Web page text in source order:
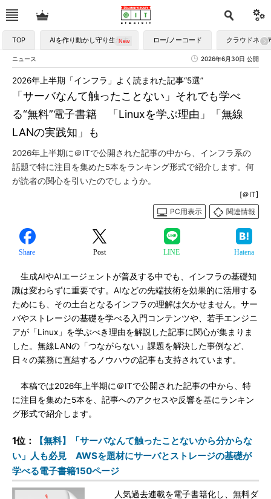
TOP AIを作り動かし守り生かす ロー/ノーコード クラウドネイ
ニュース 2026年6月30日 公開
「サーバなんて触ったことない」それでも学べ
る“無料”電子書籍 「Linuxを学ぶ理由」「無線
LANの実践知」も
2026年上半期「インフラ」よく読まれた記事“5選”
2026年上半期に＠ITで公開された記事の中から、インフラ系の
話題で特に注目を集めた5本をランキング形式で紹介します。何
が読者の関心を引いたのでしょうか。
[＠IT]
PC用表示
関連情報
Share Post LINE Hatena
生成AIやAIエージェントが普及する中でも、インフラの基礎知
識は変わらずに重要です。AIなどの先端技術を効果的に活用する
ためにも、その土台となるインフラの理解は欠かせません。サー
バやストレージの基礎を学べる入門コンテンツや、若手エンジニ
アが「Linux」を学ぶべき理由を解説した記事に関心が集まりま
した。無線LANの「つながらない」課題を解決した事例など、
日々の業務に直結するノウハウの記事も支持されています。
本稿では2026年上半期に＠ITで公開された記事の中から、特
に注目を集めた5本を、記事へのアクセスや反響を基にランキン
グ形式で紹介します。
1位：
【無料】「サーバなんて触ったことないから分からな
い」人も必見 AWSを題材にサーバとストレージの基礎が
学べる電子書籍150ページ
人気過去連載を電子書籍化し、無料ダ